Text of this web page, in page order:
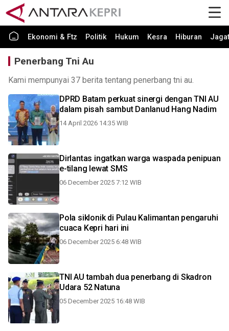
Ekonomi & Ftz Politik Hukum Kesra Hiburan Jagat
Penerbang Tni Au
Kami mempunyai 37 berita tentang penerbang tni au.
DPRD Batam perkuat sinergi dengan TNI AU
dalam pisah sambut Danlanud Hang Nadim
14 April 2026 14:35 WIB
Dirlantas ingatkan warga waspada penipuan
e-tilang lewat SMS
06 December 2025 7:12 WIB
Pola siklonik di Pulau Kalimantan pengaruhi
cuaca Kepri hari ini
06 December 2025 6:48 WIB
TNI AU tambah dua penerbang di Skadron
Udara 52 Natuna
05 December 2025 16:48 WIB